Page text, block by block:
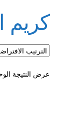
أدوية تكبير و
اتصل بنا
اتمام الطلب
كريم
عرض النتيجة